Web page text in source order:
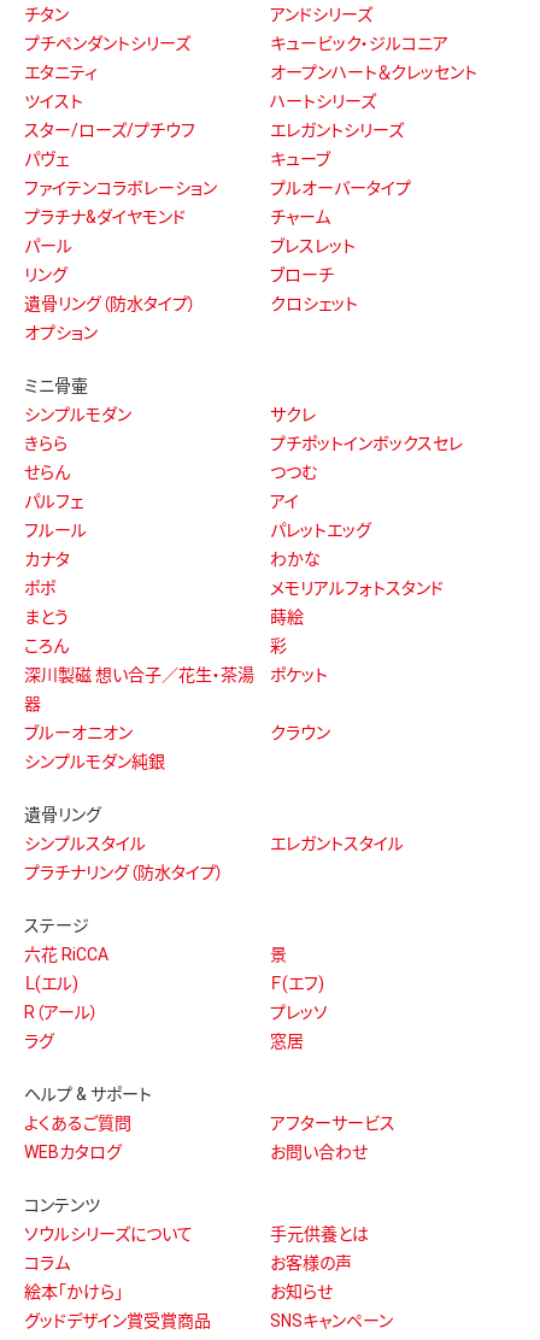
チタン
アンドシリーズ
プチペンダントシリーズ
キュービック・ジルコニア
エタニティ
オープンハート＆クレッセント
ツイスト
ハートシリーズ
スター/ローズ/プチウフ
エレガントシリーズ
パヴェ
キューブ
ファイテンコラボレーション
プルオーバータイプ
プラチナ&ダイヤモンド
チャーム
パール
ブレスレット
リング
ブローチ
遺骨リング（防水タイプ）
クロシェット
オプション
ミニ骨壷
シンプルモダン
サクレ
きらら
プチポットインボックスセレ
せらん
つつむ
パルフェ
アイ
フルール
パレットエッグ
カナタ
わかな
ポポ
メモリアルフォトスタンド
まとう
蒔絵
ころん
彩
深川製磁 想い合子／花生・茶湯
器
ポケット
ブルーオニオン
クラウン
シンプルモダン純銀
遺骨リング
シンプルスタイル
エレガントスタイル
プラチナリング（防水タイプ）
ステージ
六花 RiCCA
景
Ｌ(エル)
Ｆ(エフ)
R（アール）
プレッソ
ラグ
窓居
ヘルプ & サポート
よくあるご質問
アフターサービス
WEBカタログ
お問い合わせ
コンテンツ
ソウルシリーズについて
手元供養とは
コラム
お客様の声
絵本「かけら」
お知らせ
グッドデザイン賞受賞商品
SNSキャンペーン